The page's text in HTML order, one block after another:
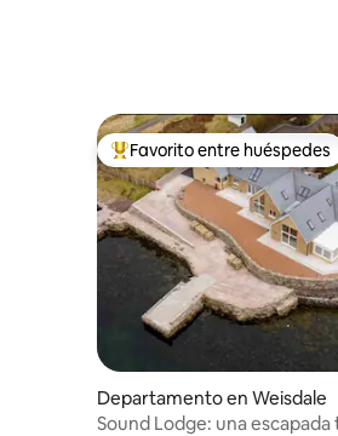
De los mejores en Favorito
Favorito entre huéspedes
Departamento en Weisdale
Sound Lodge: una escapada